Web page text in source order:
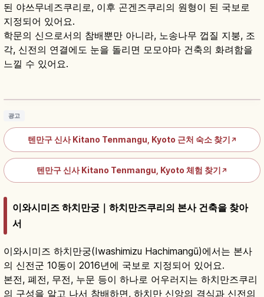
된 야쓰무네즈쿠리로, 이후 곤겐즈쿠리의 원형이 된 국보로
지정되어 있어요.
학문의 신으로서의 참배뿐만 아니라, 노송나무 껍질 지붕, 조
각, 신전의 연결에도 눈을 돌리면 모모야마 건축의 화려함을
느낄 수 있어요.
기타노텐만구란?｜교토 학문의 신·매화·단풍 명
광고
텐만구 신사 Kitano Tenmangu, Kyoto 근처 숙소 찾기 ↗
텐만구 신사 Kitano Tenmangu, Kyoto 체험 찾기 ↗
이와시미즈 하치만궁｜하치만즈쿠리의 본사 건축을 찾아
서
이와시미즈 하치만궁(Iwashimizu Hachimangū)에서는 본사
의 신전군 10동이 2016년에 국보로 지정되어 있어요.
본전, 폐전, 무전, 누문 등이 하나로 어우러지는 하치만즈쿠리
의 구성을 알고 나서 참배하면, 하치만 신앙의 격식과 신전의